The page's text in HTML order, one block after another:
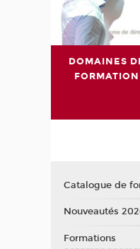
DOMAINES
FORMATION
Catalogue de
Nouveautés
Formations